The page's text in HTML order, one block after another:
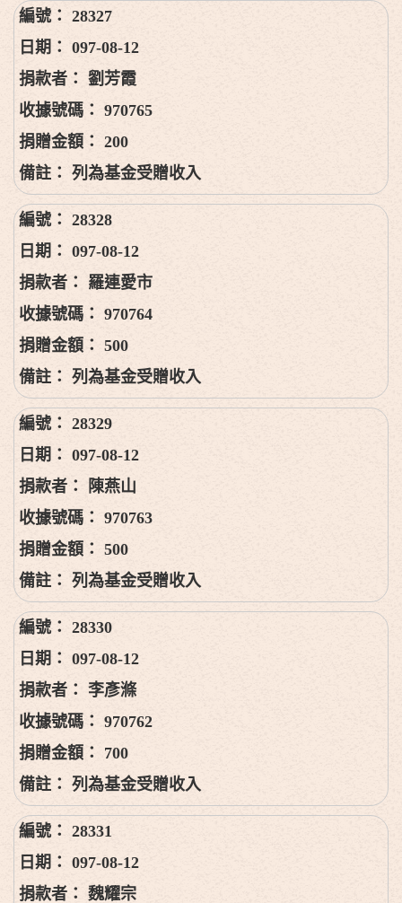
28327
097-08-12
劉芳霞
970765
200
列為基金受贈收入
28328
097-08-12
羅連愛市
970764
500
列為基金受贈收入
28329
097-08-12
陳燕山
970763
500
列為基金受贈收入
28330
097-08-12
李彥滌
970762
700
列為基金受贈收入
28331
097-08-12
魏耀宗